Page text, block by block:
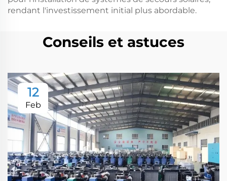
rendant l'investissement initial plus abordable.
Conseils et astuces
12
Feb